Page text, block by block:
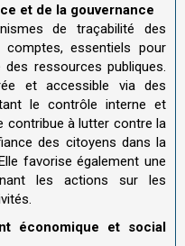
et de la gouvernance
de traçabilité des
essentiels pour
ressources publiques.
et accessible via des
le contrôle interne et
contribue à lutter contre la
des citoyens dans la
favorise également une
les actions sur les
.
économique et social